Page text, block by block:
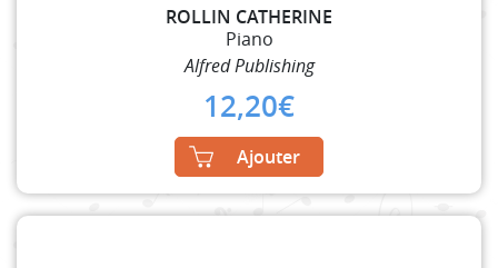
ROLLIN CATHERINE
Piano
Alfred Publishing
12,20€
Ajouter